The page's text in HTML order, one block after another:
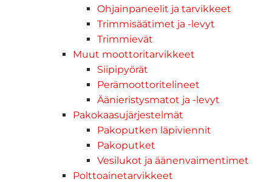
Ohjainpaneelit ja tarvikkeet
Trimmisäätimet ja -levyt
Trimmievät
Muut moottoritarvikkeet
Siipipyörät
Perämoottoritelineet
Äänieristysmatot ja -levyt
Pakokaasujärjestelmät
Pakoputken läpiviennit
Pakoputket
Vesilukot ja äänenvaimentimet
Polttoainetarvikkeet